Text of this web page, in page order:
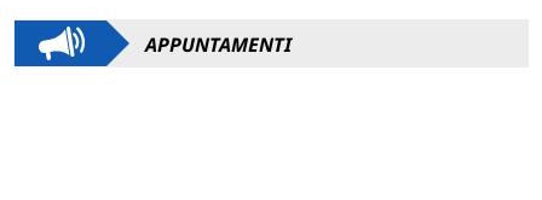
APPUNTAMENTI